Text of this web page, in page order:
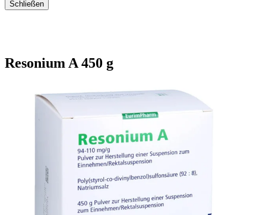
Schließen
Resonium A 450 g